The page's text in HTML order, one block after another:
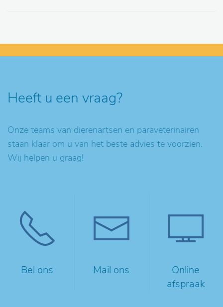
Heeft u een vraag?
Onze teams van dierenartsen en paraveterinairen
staan klaar om u van het beste advies te voorzien.
Wij helpen u graag!
Bel ons Mail ons
Online
afspraak